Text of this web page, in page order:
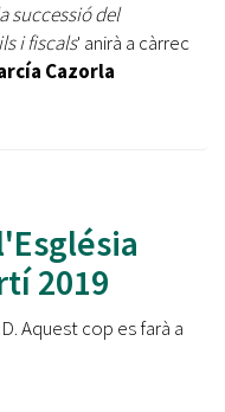
successió del
i fiscals' anirà a càrrec
Cazorla
2019
Aquest cop es farà a